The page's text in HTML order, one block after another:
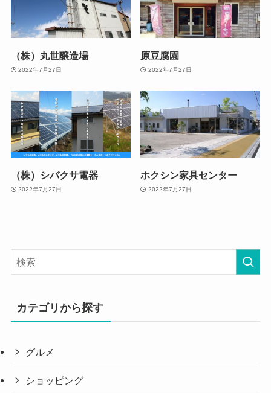
（株）丸世醸造場
2022年7月27日
原豆腐園
2022年7月27日
（株）シバクサ電器
2022年7月27日
ホクシン家具センター
2022年7月27日
カテゴリから探す
グルメ
ショッピング